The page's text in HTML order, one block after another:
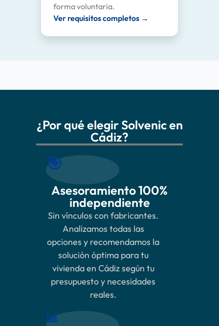
forma voluntaria.
Ver requisitos completos →
¿Por qué elegir Solvenic en
Cádiz?
🎯
Asesoramiento 100%
independiente
Sin vínculos con fabricantes.
Analizamos todas las
opciones y recomendamos la
solución óptima para tu
vivienda en Cádiz según tu
presupuesto y necesidades
reales.
📊